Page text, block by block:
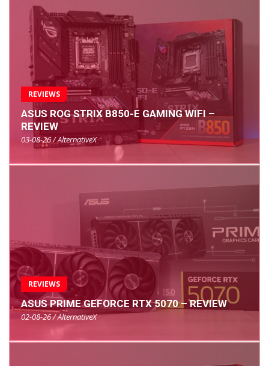
REVIEWS
ASUS ROG STRIX B850-E GAMING WIFI –
REVIEW
03-08-26 / AlternativeX
REVIEWS
ASUS PRIME GEFORCE RTX 5070 – REVIEW
02-08-26 / AlternativeX